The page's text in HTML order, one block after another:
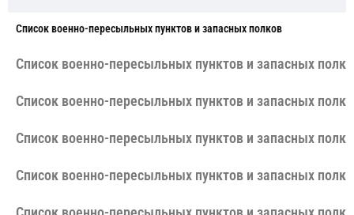
Cписок военно-пересыльных пунктов и запасных полков
Cписок военно-пересыльных пунктов и запасных
Cписок военно-пересыльных пунктов и запасных
Cписок военно-пересыльных пунктов и запасных
Cписок военно-пересыльных пунктов и запасных